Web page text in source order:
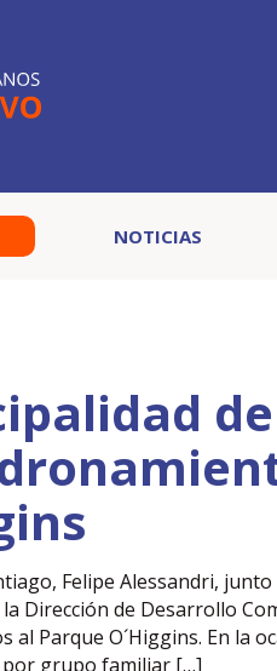
NOTICIAS
Felipe Alessandri,
Dirección de Desarrollo
al Parque O´Higgins. En la
por grupo familiar […]